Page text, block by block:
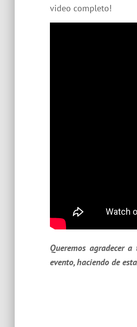
video completo!
Queremos agradecer
evento, haciendo de